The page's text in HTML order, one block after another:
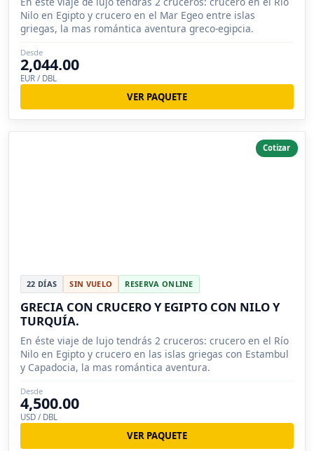
Nilo en Egipto y crucero en el Mar Egeo entre islas
griegas, la mas romántica aventura greco-egipcia.
Desde
2,044.00
EUR / DBL
VER PAQUETE
Cotizar
22 DÍAS SIN VUELO RESERVA ONLINE
GRECIA CON CRUCERO Y EGIPTO CON NILO Y
TURQUÍA.
En éste viaje de lujo tendrás 2 cruceros: crucero en el Río
Nilo en Egipto y crucero en las islas griegas con Estambul
y Capadocia, la mas romántica aventura.
Desde
4,500.00
USD / DBL
VER PAQUETE